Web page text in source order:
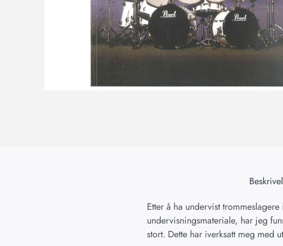
Etter å ha undervist
undervisningsmateriale, har jeg
stort. Dette har iverksatt meg med